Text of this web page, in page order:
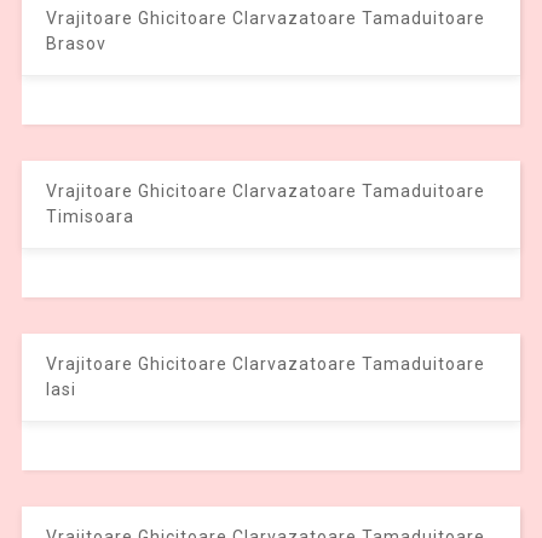
Vrajitoare Ghicitoare Clarvazatoare Tamaduitoare
Brasov
Vrajitoare Ghicitoare Clarvazatoare Tamaduitoare
Timisoara
Vrajitoare Ghicitoare Clarvazatoare Tamaduitoare
Iasi